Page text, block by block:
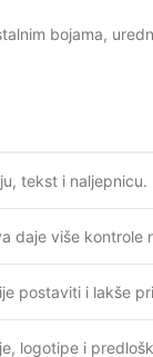
bojama,
tekst i naljepnicu.
daje više kontrole
postaviti i lakše
logotipe i